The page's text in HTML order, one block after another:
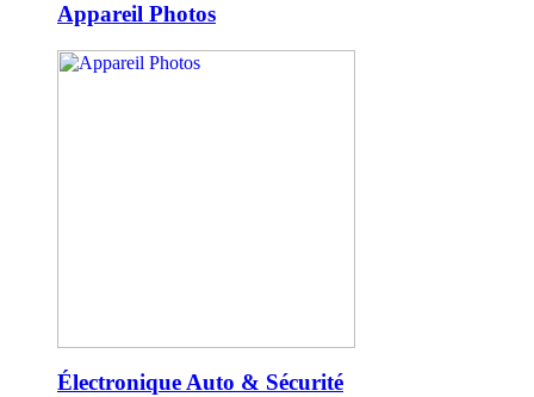
Appareil Photos
Électronique Auto & Sécurité